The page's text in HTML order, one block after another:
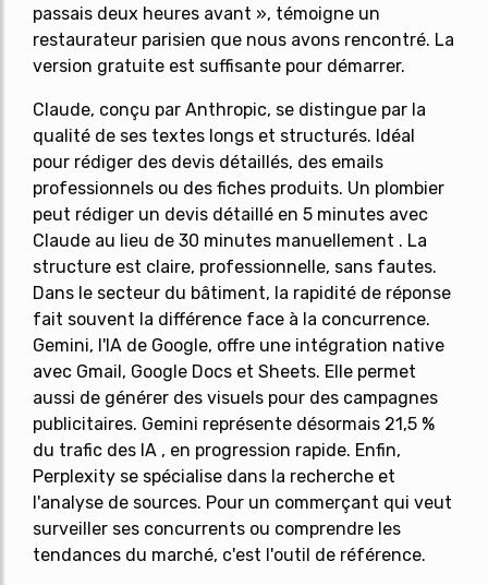
passais deux heures avant », témoigne un
restaurateur parisien que nous avons rencontré. La
version gratuite est suffisante pour démarrer.
Claude, conçu par Anthropic, se distingue par la
qualité de ses textes longs et structurés. Idéal
pour rédiger des devis détaillés, des emails
professionnels ou des fiches produits. Un plombier
peut rédiger un devis détaillé en 5 minutes avec
Claude au lieu de 30 minutes manuellement . La
structure est claire, professionnelle, sans fautes.
Dans le secteur du bâtiment, la rapidité de réponse
fait souvent la différence face à la concurrence.
Gemini, l'IA de Google, offre une intégration native
avec Gmail, Google Docs et Sheets. Elle permet
aussi de générer des visuels pour des campagnes
publicitaires. Gemini représente désormais 21,5 %
du trafic des IA , en progression rapide. Enfin,
Perplexity se spécialise dans la recherche et
l'analyse de sources. Pour un commerçant qui veut
surveiller ses concurrents ou comprendre les
tendances du marché, c'est l'outil de référence.